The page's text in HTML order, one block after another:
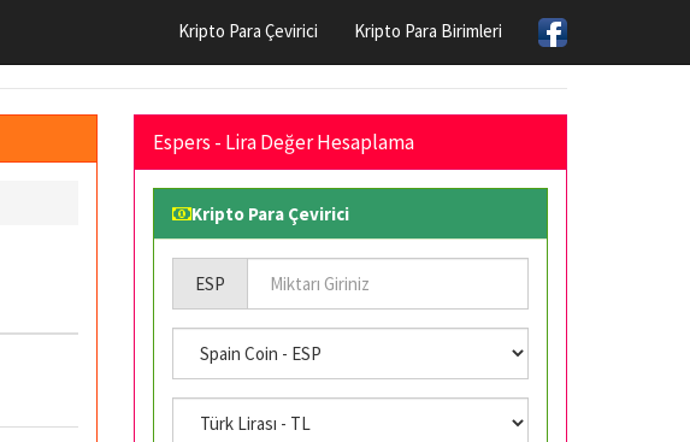
Kripto Para Çevirici Kripto Para Birimleri
Espers - Lira Değer Hesaplama
Kripto Para Çevirici
ESP